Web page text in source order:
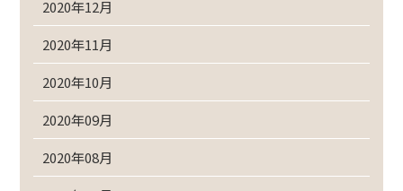
2020年12月
2020年11月
2020年10月
2020年09月
2020年08月